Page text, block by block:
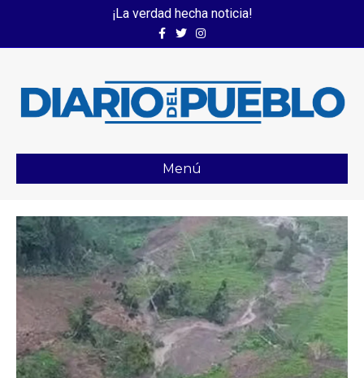
¡La verdad hecha noticia!
FacebookTwitterInstagram
Menú